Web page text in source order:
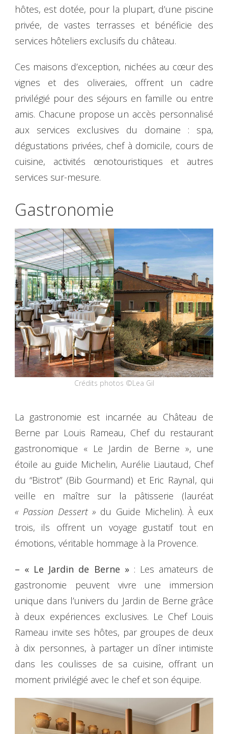
hôtes, est dotée, pour la plupart, d’une piscine
privée, de vastes terrasses et bénéficie des
services hôteliers exclusifs du château.
Ces maisons d’exception, nichées au cœur des
vignes et des oliveraies, offrent un cadre
privilégié pour des séjours en famille ou entre
amis. Chacune propose un accès personnalisé
aux services exclusives du domaine : spa,
dégustations privées, chef à domicile, cours de
cuisine, activités œnotouristiques et autres
services sur-mesure.
Gastronomie
Crédits photos ©Lea Gil
La gastronomie est incarnée au Château de
Berne par Louis Rameau, Chef du restaurant
gastronomique « Le Jardin de Berne », une
étoile au guide Michelin, Aurélie Liautaud, Chef
du “Bistrot” (Bib Gourmand) et Eric Raynal, qui
veille en maître sur la pâtisserie (lauréat
« Passion Dessert » du Guide Michelin). À eux
trois, ils offrent un voyage gustatif tout en
émotions, véritable hommage à la Provence.
– « Le Jardin de Berne »: Les amateurs de
gastronomie peuvent vivre une immersion
unique dans l’univers du Jardin de Berne grâce
à deux expériences exclusives. Le Chef Louis
Rameau invite ses hôtes, par groupes de deux
à dix personnes, à partager un dîner intimiste
dans les coulisses de sa cuisine, offrant un
moment privilégié avec le chef et son équipe.